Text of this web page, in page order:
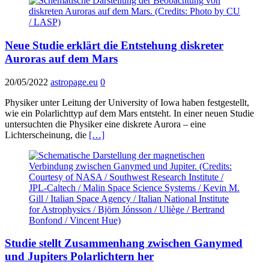
Neue Studie erklärt die Entstehung diskreter
Auroras auf dem Mars
20/05/2022 astropage.eu 0
Physiker unter Leitung der University of Iowa haben festgestellt,
wie ein Polarlichttyp auf dem Mars entsteht. In einer neuen Studie
untersuchten die Physiker eine diskrete Aurora – eine
Lichterscheinung, die […]
Studie stellt Zusammenhang zwischen Ganymed
und Jupiters Polarlichtern her